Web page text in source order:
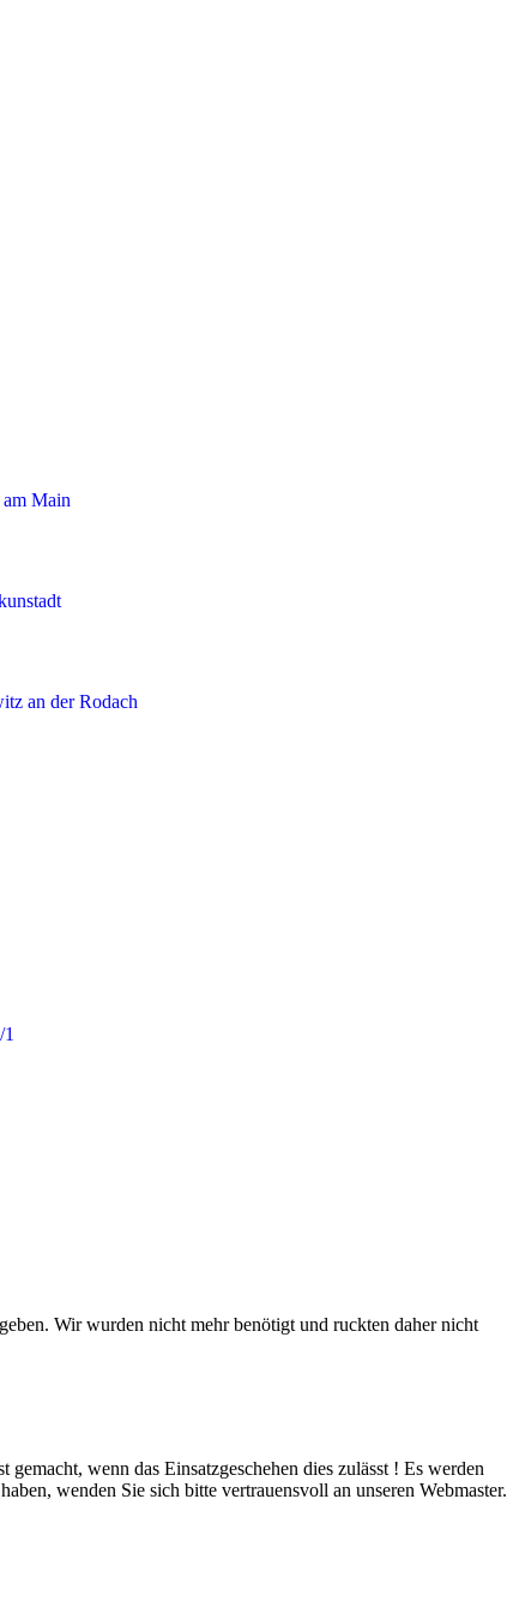
Main
an der Rodach
Wir wurden nicht mehr benötigt und ruckten daher nicht
wenn das Einsatzgeschehen dies zulässt ! Es werden
wenden Sie sich bitte vertrauensvoll an unseren Webmaster.